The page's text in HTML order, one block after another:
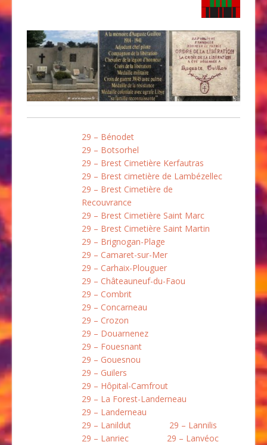
29 – Bénodet
29 – Botsorhel
29 – Brest Cimetière Kerfautras
29 – Brest cimetière de Lambézellec
29 – Brest Cimetière de
Recouvrance
29 – Brest Cimetière Saint Marc
29 – Brest Cimetière Saint Martin
29 – Brignogan-Plage
29 – Camaret-sur-Mer
29 – Carhaix-Plouguer
29 – Châteauneuf-du-Faou
29 – Combrit
29 – Concarneau
29 – Crozon
29 – Douarnenez
29 – Fouesnant
29 – Gouesnou
29 – Guilers
29 – Hôpital-Camfrout
29 – La Forest-Landerneau
29 – Landerneau
29 – Lanildut
29 – Lannilis
29 – Lanriec
29 – Lanvéoc